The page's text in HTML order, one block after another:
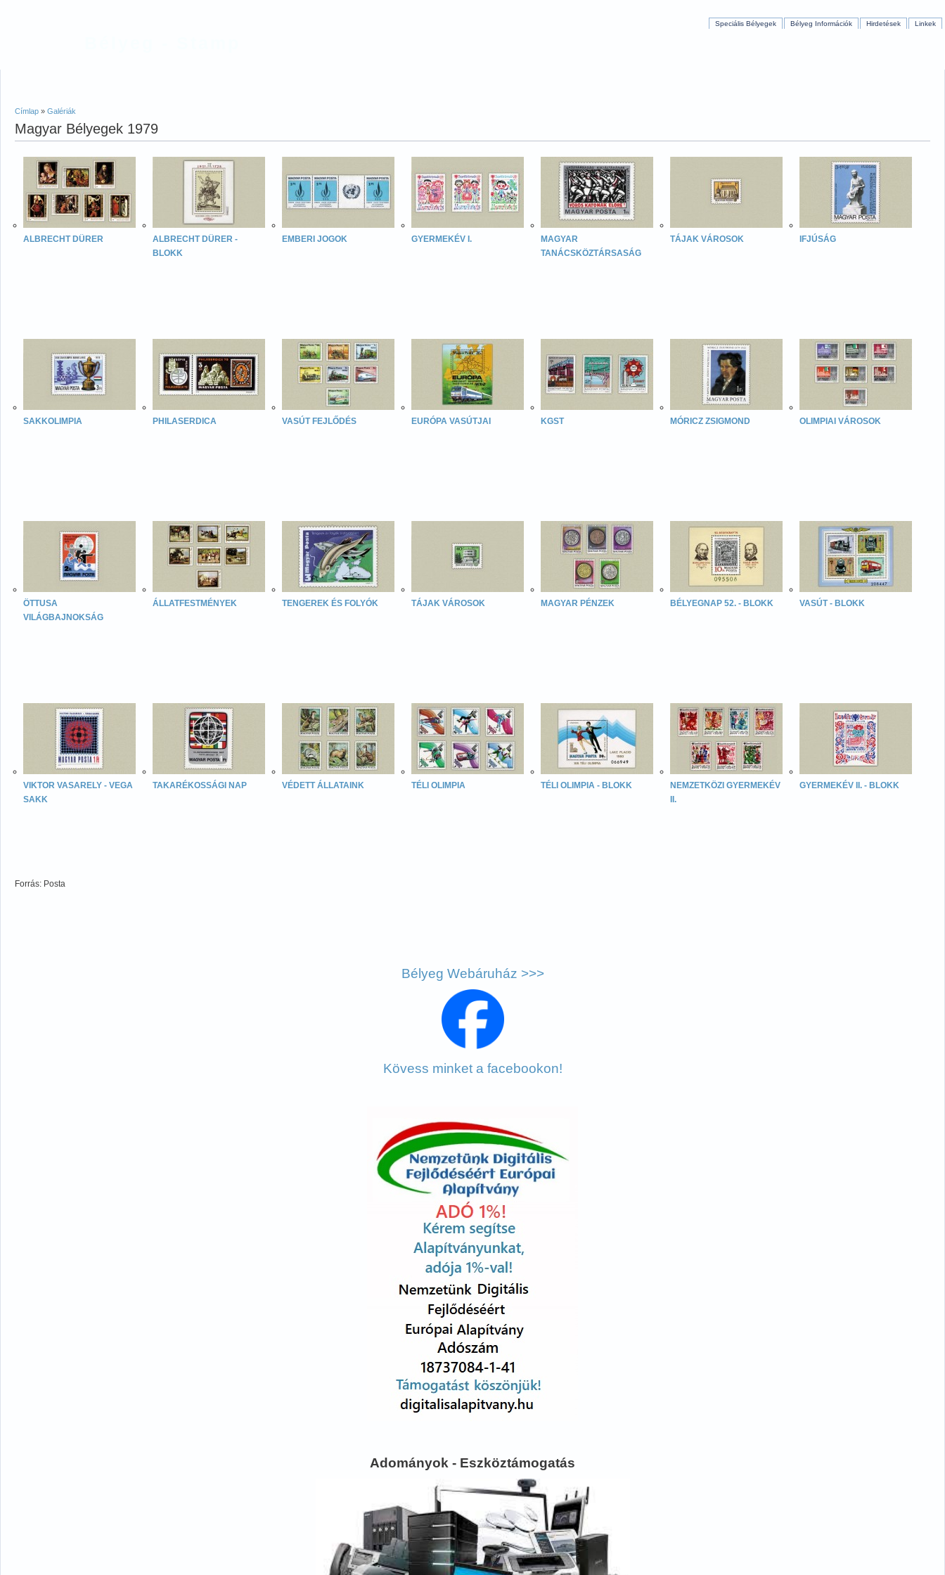
Speciális Bélyegek Bélyeg Információk Hirdetések Linkek
Címlap » Galériák
Magyar Bélyegek 1979
ALBRECHT DÜRER
ALBRECHT DÜRER -
BLOKK
EMBERI JOGOK GYERMEKÉV I.
MAGYAR
TANÁCSKÖZTÁRSASÁG
TÁJAK VÁROSOK IFJÚSÁG
SAKKOLIMPIA PHILASERDICA VASÚT FEJLŐDÉS EURÓPA VASÚTJAI KGST MÓRICZ ZSIGMOND OLIMPIAI VÁROSOK
ÖTTUSA
VILÁGBAJNOKSÁG
ÁLLATFESTMÉNYEK TENGEREK ÉS FOLYÓK TÁJAK VÁROSOK MAGYAR PÉNZEK BÉLYEGNAP 52. - BLOKK VASÚT - BLOKK
VIKTOR VASARELY - VEGA
SAKK
TAKARÉKOSSÁGI NAP VÉDETT ÁLLATAINK TÉLI OLIMPIA TÉLI OLIMPIA - BLOKK
NEMZETKÖZI GYERMEKÉV
II.
GYERMEKÉV II. - BLOKK
Forrás: Posta
Bélyeg Webáruház >>>
Kövess minket a facebookon!
Adományok - Eszköztámogatás